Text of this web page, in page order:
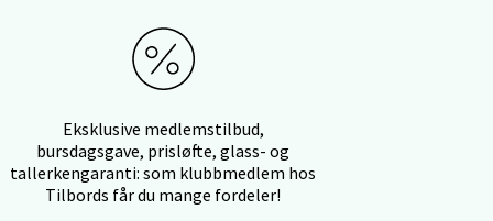
Eksklusive medlemstilbud,
bursdagsgave, prisløfte, glass- og
tallerkengaranti: som klubbmedlem hos
Tilbords får du mange fordeler!